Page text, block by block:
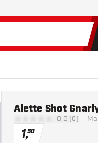
0 stelle di valutazione
0.0 (0)
Alette Shot
1,50